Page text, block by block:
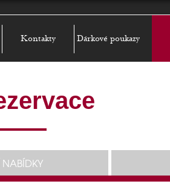
Kontakty Dárkové poukazy